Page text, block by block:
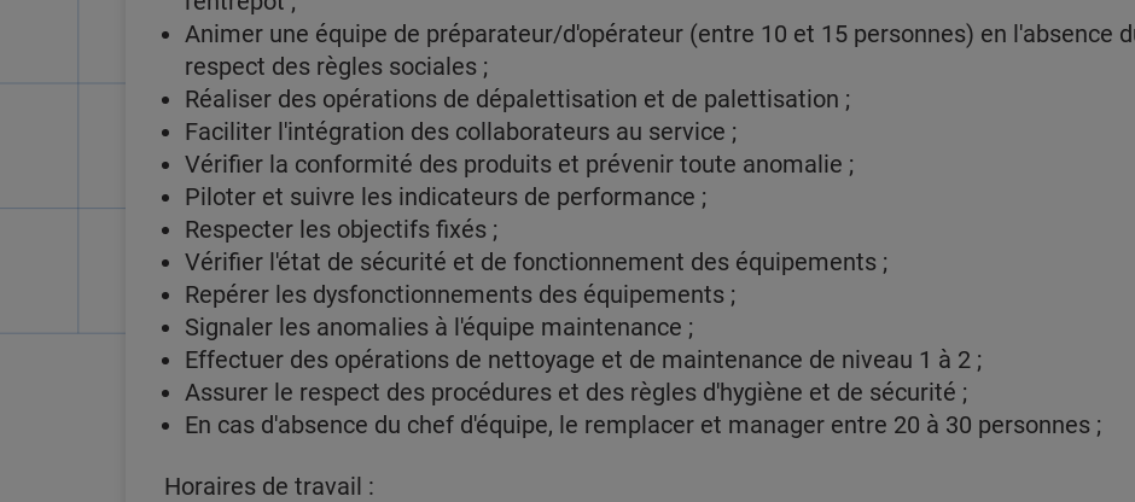
Animer une équipe de préparateur/d'opérateur (entre 10 et 15 personnes) en l'absence
respect des règles sociales ;
Réaliser des opérations de dépalettisation et de palettisation ;
Faciliter l'intégration des collaborateurs au service ;
Vérifier la conformité des produits et prévenir toute anomalie ;
Piloter et suivre les indicateurs de performance ;
Respecter les objectifs fixés ;
Vérifier l'état de sécurité et de fonctionnement des équipements ;
Repérer les dysfonctionnements des équipements ;
Signaler les anomalies à l'équipe maintenance ;
Effectuer des opérations de nettoyage et de maintenance de niveau 1 à 2 ;
Assurer le respect des procédures et des règles d'hygiène et de sécurité ;
En cas d'absence du chef d'équipe, le remplacer et manager entre 20 à 30 personnes ;
Horaires de travail :